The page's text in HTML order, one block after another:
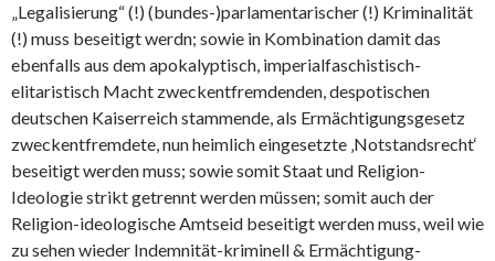
„Legalisierung“ (!) (bundes-)parlamentarischer (!) Kriminalität
(!) muss beseitigt werdn; sowie in Kombination damit das
ebenfalls aus dem apokalyptisch, imperialfaschistisch-
elitaristisch Macht zweckentfremdenden, despotischen
deutschen Kaiserreich stammende, als Ermächtigungsgesetz
zweckentfremdete, nun heimlich eingesetzte ‚Notstandsrecht‘
beseitigt werden muss; sowie somit Staat und Religion-
Ideologie strikt getrennt werden müssen; somit auch der
Religion-ideologische Amtseid beseitigt werden muss, weil wie
zu sehen wieder Indemnität-kriminell & Ermächtigung-